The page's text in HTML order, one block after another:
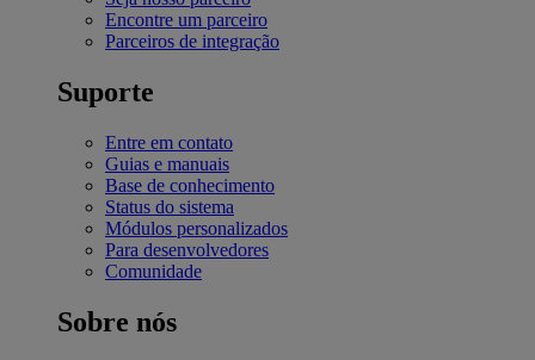
Encontre um parceiro
Parceiros de integração
Suporte
Entre em contato
Guias e manuais
Base de conhecimento
Status do sistema
Módulos personalizados
Para desenvolvedores
Comunidade
Sobre nós